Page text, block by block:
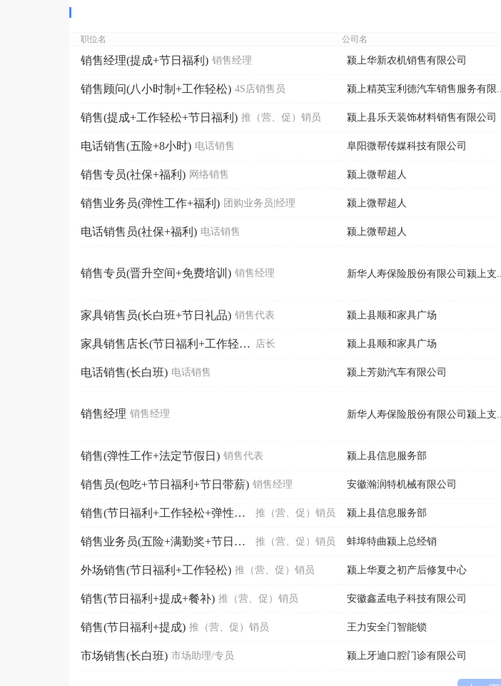
职位名 公司名
销售经理(提成+节日福利) 销售经理 颍上华新农机销售有限公司
销售顾问(八小时制+工作轻松) 4S店销售员 颍上精英宝利德汽车销售服务有限...
销售(提成+工作轻松+节日福利) 推（营、促）销员 颍上县乐天装饰材料销售有限公司
电话销售(五险+8小时) 电话销售 阜阳微帮传媒科技有限公司
销售专员(社保+福利) 网络销售 颍上微帮超人
销售业务员(弹性工作+福利) 团购业务员|经理 颍上微帮超人
电话销售员(社保+福利) 电话销售 颍上微帮超人
销售专员(晋升空间+免费培训) 销售经理 新华人寿保险股份有限公司颍上支...
家具销售员(长白班+节日礼品) 销售代表 颍上县顺和家具广场
家具销售店长(节日福利+工作轻松) 店长 颍上县顺和家具广场
电话销售(长白班) 电话销售 颍上芳勋汽车有限公司
销售经理 销售经理 新华人寿保险股份有限公司颍上支...
销售(弹性工作+法定节假日) 销售代表 颍上县信息服务部
销售员(包吃+节日福利+节日带薪) 销售经理 安徽瀚润特机械有限公司
销售(节日福利+工作轻松+弹性工作制) 推（营、促）销员 颍上县信息服务部
销售业务员(五险+满勤奖+节日福利) 推（营、促）销员 蚌埠特曲颍上总经销
外场销售(节日福利+工作轻松) 推（营、促）销员 颍上华夏之初产后修复中心
销售(节日福利+提成+餐补) 推（营、促）销员 安徽鑫孟电子科技有限公司
销售(节日福利+提成) 推（营、促）销员 王力安全门智能锁
市场销售(长白班) 市场助理/专员 颍上牙迪口腔门诊有限公司